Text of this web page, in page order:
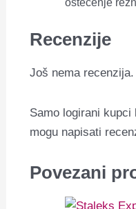
Recenzije
Još nema recenzija.
Samo logirani
mogu napisati
Povezani